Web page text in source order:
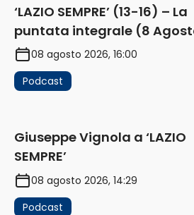
‘LAZIO SEMPRE’ (13-16) – La
puntata integrale (8
08 agosto 2026, 16:00
Podcast
Giuseppe Vignola a ‘LAZIO
SEMPRE’
08 agosto 2026, 14:29
Podcast